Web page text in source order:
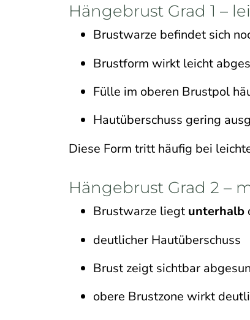
Hängebrust Grad 1 –
Brustwarze befindet sich
Brustform wirkt leicht
Fülle im oberen Brustpol
Hautüberschuss gering
Diese Form tritt häufig bei
Hängebrust Grad 2 –
Brustwarze liegt unterhalb
deutlicher Hautüberschuss
Brust zeigt sichtbar
obere Brustzone wirkt